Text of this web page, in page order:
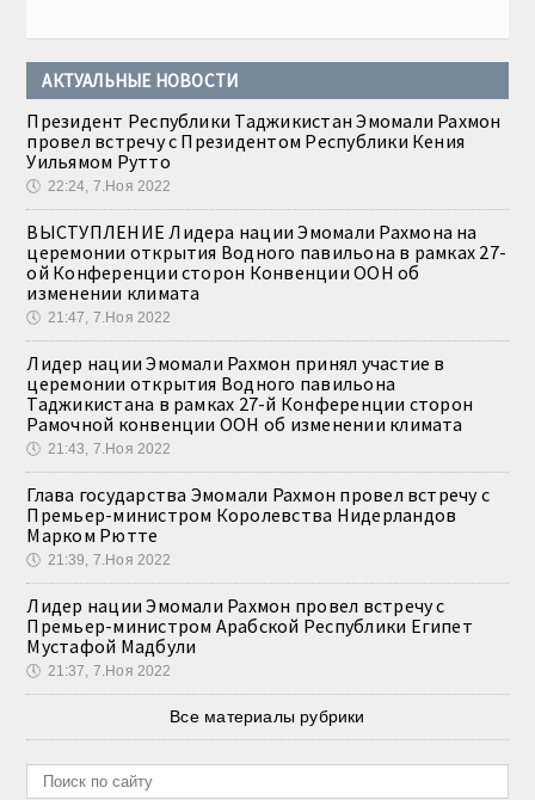
АКТУАЛЬНЫЕ НОВОСТИ
Президент Республики Таджикистан Эмомали Рахмон
провел встречу с Президентом Республики Кения
Уильямом Рутто
🕔 22:24, 7.Ноя 2022
ВЫСТУПЛЕНИЕ Лидера нации Эмомали Рахмона на
церемонии открытия Водного павильона в рамках 27-
ой Конференции сторон Конвенции ООН об
изменении климата
🕔 21:47, 7.Ноя 2022
Лидер нации Эмомали Рахмон принял участие в
церемонии открытия Водного павильона
Таджикистана в рамках 27-й Конференции сторон
Рамочной конвенции ООН об изменении климата
🕔 21:43, 7.Ноя 2022
Глава государства Эмомали Рахмон провел встречу с
Премьер-министром Королевства Нидерландов
Марком Рютте
🕔 21:39, 7.Ноя 2022
Лидер нации Эмомали Рахмон провел встречу с
Премьер-министром Арабской Республики Египет
Мустафой Мадбули
🕔 21:37, 7.Ноя 2022
Все материалы рубрики